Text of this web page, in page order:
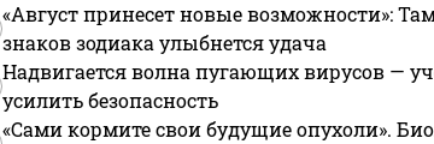
«Август принесет новые возможности»:
знаков зодиака улыбнется удача
Надвигается волна пугающих вирусов —
усилить безопасность
«Сами кормите свои будущие опухоли».